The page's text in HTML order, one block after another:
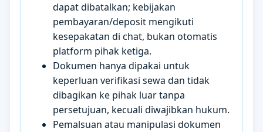
dapat dibatalkan; kebijakan
pembayaran/deposit mengikuti
kesepakatan di chat, bukan otomatis
platform pihak ketiga.
Dokumen hanya dipakai untuk
keperluan verifikasi sewa dan tidak
dibagikan ke pihak luar tanpa
persetujuan, kecuali diwajibkan hukum.
Pemalsuan atau manipulasi dokumen